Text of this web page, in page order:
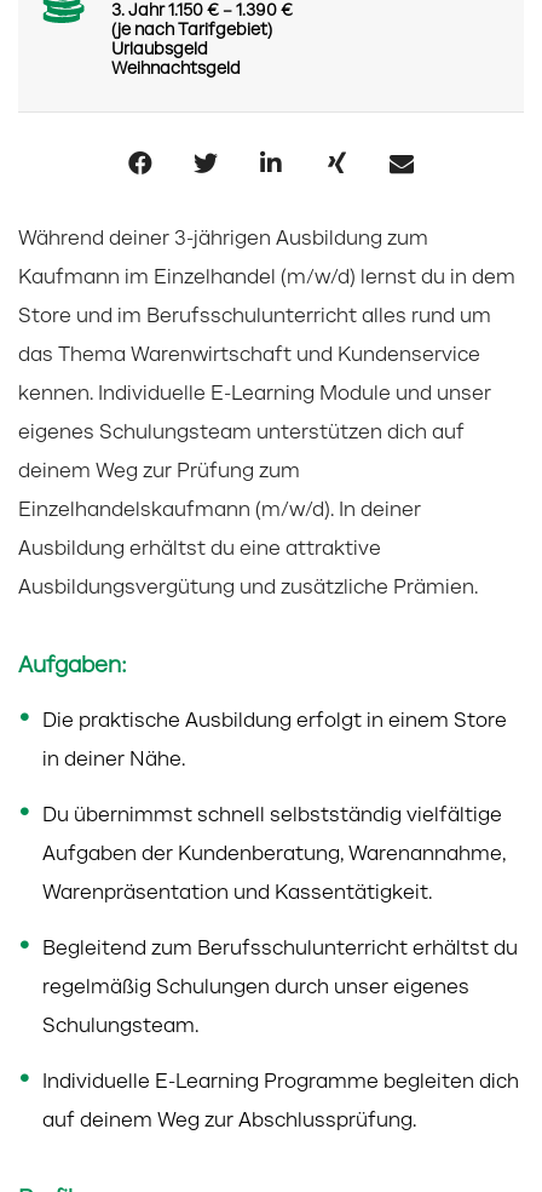
3. Jahr 1.150 € – 1.390 €
(je nach Tarifgebiet)
Urlaubsgeld
Weihnachtsgeld
Während deiner 3-jährigen Ausbildung zum
Kaufmann im Einzelhandel (m/w/d) lernst du in dem
Store und im Berufsschulunterricht alles rund um
das Thema Warenwirtschaft und Kundenservice
kennen. Individuelle E-Learning Module und unser
eigenes Schulungsteam unterstützen dich auf
deinem Weg zur Prüfung zum
Einzelhandelskaufmann (m/w/d). In deiner
Ausbildung erhältst du eine attraktive
Ausbildungsvergütung und zusätzliche Prämien.
Aufgaben:
Die praktische Ausbildung erfolgt in einem Store
in deiner Nähe.
Du übernimmst schnell selbstständig vielfältige
Aufgaben der Kundenberatung, Warenannahme,
Warenpräsentation und Kassentätigkeit.
Begleitend zum Berufsschulunterricht erhältst du
regelmäßig Schulungen durch unser eigenes
Schulungsteam.
Individuelle E-Learning Programme begleiten dich
auf deinem Weg zur Abschlussprüfung.